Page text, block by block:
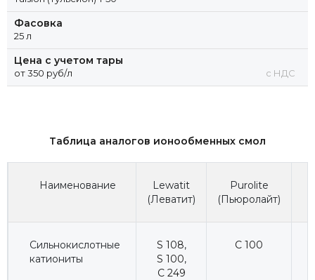
Фасовка
25 л
Цена с учетом тары
от 350 руб/л с НДС
Таблица аналогов ионообменных смол
Наименование
Lewatit
(Леватит)
Purolite
(Пьюролайт)
Сильнокислотные
катиониты
S 108,
S 100,
C 249
C 100